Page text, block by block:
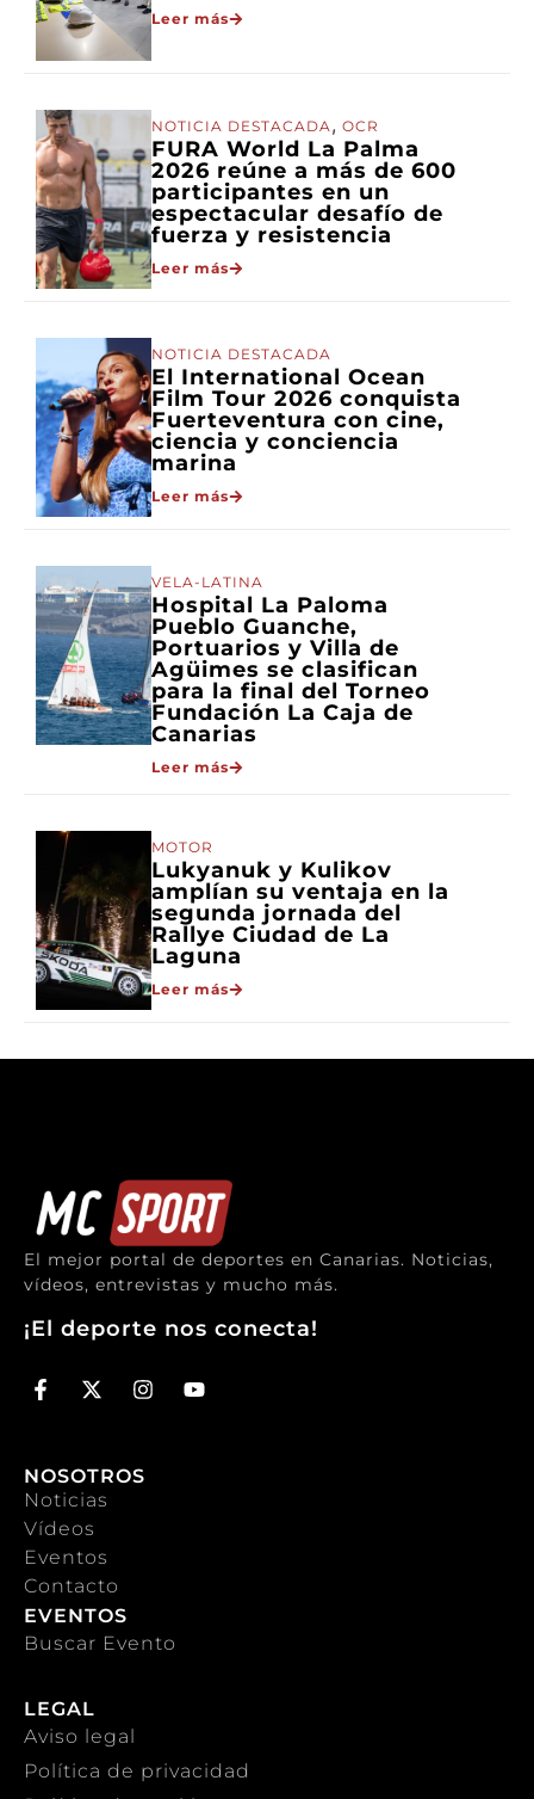
Leer más
NOTICIA DESTACADA , OCR
FURA World La Palma
2026 reúne a más de 600
participantes en un
espectacular desafío de
fuerza y resistencia
Leer más
NOTICIA DESTACADA
El International Ocean
Film Tour 2026 conquista
Fuerteventura con cine,
ciencia y conciencia
marina
Leer más
VELA-LATINA
Hospital La Paloma
Pueblo Guanche,
Portuarios y Villa de
Agüimes se clasifican
para la final del Torneo
Fundación La Caja de
Canarias
Leer más
MOTOR
Lukyanuk y Kulikov
amplían su ventaja en la
segunda jornada del
Rallye Ciudad de La
Laguna
Leer más
El mejor portal de deportes en Canarias. Noticias,
vídeos, entrevistas y mucho más.
¡El deporte nos conecta!
NOSOTROS
Noticias
Vídeos
Eventos
Contacto
EVENTOS
Buscar Evento
LEGAL
Aviso legal
Política de privacidad